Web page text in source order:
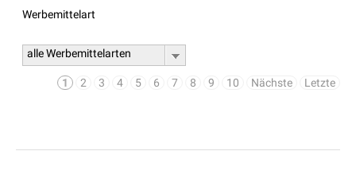
Werbemittelart
alle Werbemittelarten
1 2 3 4 5 6 7 8 9 10 Nächste Letzte